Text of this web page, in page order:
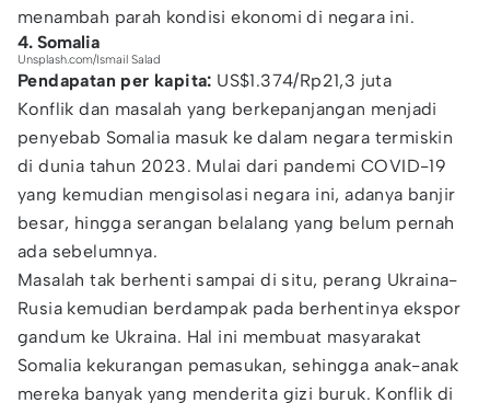
menambah parah kondisi ekonomi di negara ini.
4. Somalia
Unsplash.com/Ismail Salad
Pendapatan per kapita: US$1.374/Rp21,3 juta
Konflik dan masalah yang berkepanjangan menjadi
penyebab Somalia masuk ke dalam negara termiskin
di dunia tahun 2023. Mulai dari pandemi COVID-19
yang kemudian mengisolasi negara ini, adanya banjir
besar, hingga serangan belalang yang belum pernah
ada sebelumnya.
Masalah tak berhenti sampai di situ, perang Ukraina-
Rusia kemudian berdampak pada berhentinya ekspor
gandum ke Ukraina. Hal ini membuat masyarakat
Somalia kekurangan pemasukan, sehingga anak-anak
mereka banyak yang menderita gizi buruk. Konflik di